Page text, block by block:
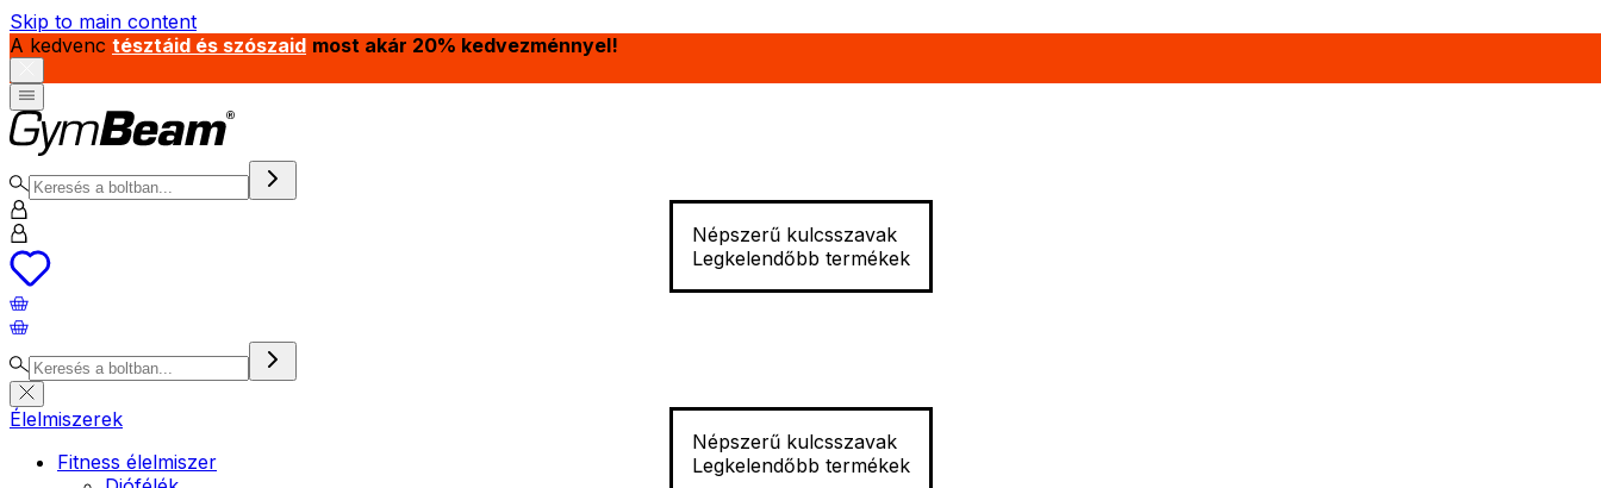
Skip to main content
A kedvenc tésztáid és szószaid most akár 20% kedvezménnyel!
Népszerű kulcsszavak
Legkelendőbb termékek
Népszerű kulcsszavak
Legkelendőbb termékek
Élelmiszerek
Fitness élelmiszer